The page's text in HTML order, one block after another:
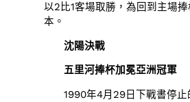
以2比1客場取勝，為回到主場
本。
沈陽決戰
五里河捧杯加冕亞洲冠軍
1990年4月29日下戰書停止